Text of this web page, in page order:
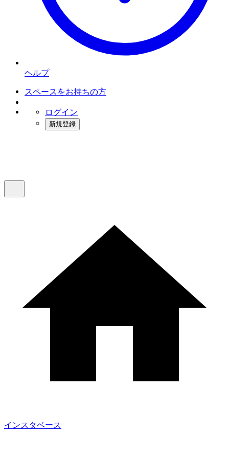
ヘルプ
スペースをお持ちの方
ログイン
新規登録
インスタベース